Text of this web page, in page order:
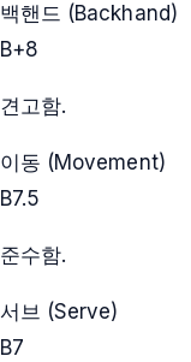
백핸드 (Backhand)
B+8
견고함.
이동 (Movement)
B7.5
준수함.
서브 (Serve)
B7